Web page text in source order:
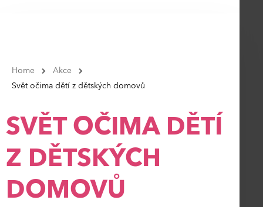
Home
Akce
Svět očima dětí z dětských domovů
SVĚT OČIMA DĚTÍ
Z DĚTSKÝCH
DOMOVŮ